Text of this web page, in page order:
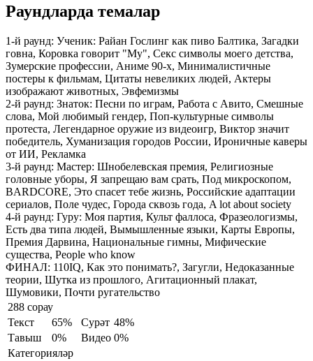
Раундларда темалар
1-й раунд: Ученик: Райан Гослинг как пиво Балтика, Загадки
говна, Коровка говорит "Му", Секс символы моего детства,
Зумерские профессии, Аниме 90-х, Минималистичные
постеры к фильмам, Цитаты невеликих людей, Актеры
изображают животных, Эвфемизмы
2-й раунд: Знаток: Песни по играм, Работа с Авито, Смешные
слова, Мой любимый гендер, Поп-культурные символы
протеста, Легендарное оружие из видеоигр, Виктор значит
победитель, Хуманизация городов России, Ироничные каверы
от ИИ, Рекламка
3-й раунд: Мастер: Шнобелевская премия, Религиозные
головные уборы, Я запрещаю вам срать, Под микроскопом,
BARDCORE, Это спасет тебе жизнь, Российские адаптации
сериалов, Поле чудес, Города сквозь года, A lot about society
4-й раунд: Гуру: Моя партия, Культ фаллоса, Фразеологизмы,
Есть два типа людей, Вымышленные языки, Карты Европы,
Премия Дарвина, Национальные гимны, Мифические
существа, People who know
ФИНАЛ: 110IQ, Как это понимать?, Загугли, Недоказанные
теории, Шутка из прошлого, Агитационный плакат,
Шумовики, Почти ругательство
288 сорау
Текст
65% Сурәт 48%
Тавыш
0% Видео 0%
Категорияләр